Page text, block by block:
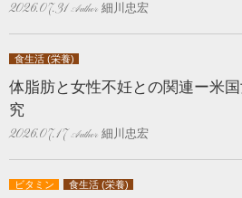
2026.07.31 細川忠宏
食生活 (栄養)
体脂肪と女性不妊との関連ー米
究
2026.07.17 細川忠宏
ビタミン 食生活 (栄養)